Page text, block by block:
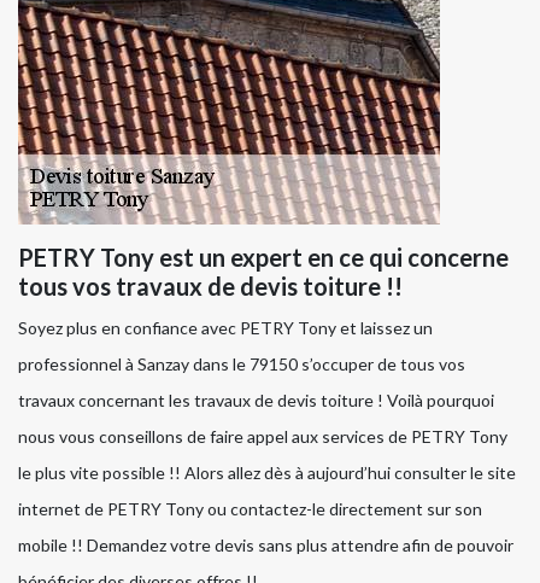
PETRY Tony est un expert en ce qui concerne
tous vos travaux de devis toiture !!
Soyez plus en confiance avec PETRY Tony et laissez un
professionnel à Sanzay dans le 79150 s’occuper de tous vos
travaux concernant les travaux de devis toiture ! Voilà pourquoi
nous vous conseillons de faire appel aux services de PETRY Tony
le plus vite possible !! Alors allez dès à aujourd’hui consulter le site
internet de PETRY Tony ou contactez-le directement sur son
mobile !! Demandez votre devis sans plus attendre afin de pouvoir